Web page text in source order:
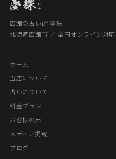
函館の占い師 夢珠
北海道函館市 ／ 全国オンライン対応
ホーム
当店について
占いについて
料金プラン
お客様の声
メディア掲載
ブログ